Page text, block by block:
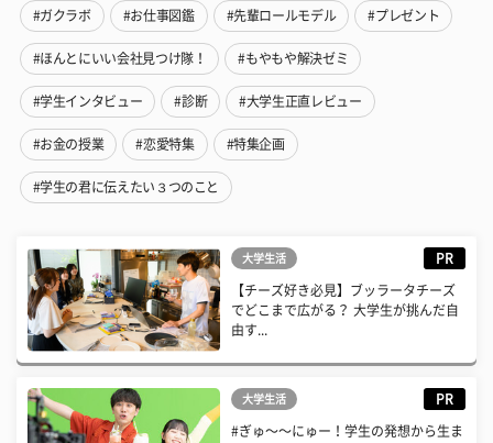
#ガクラボ #お仕事図鑑 #先輩ロールモデル #プレゼント
#ほんとにいい会社見つけ隊！ #もやもや解決ゼミ
#学生インタビュー #診断 #大学生正直レビュー
#お金の授業 #恋愛特集 #特集企画
#学生の君に伝えたい３つのこと
大学生活 PR
【チーズ好き必見】ブッラータチーズ
でどこまで広がる？ 大学生が挑んだ自
由す...
大学生活 PR
#ぎゅ〜〜にゅー！学生の発想から生ま